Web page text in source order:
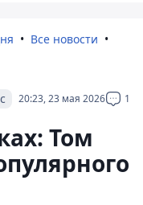
Все новости
20:23, 23 мая 2026 1
Том